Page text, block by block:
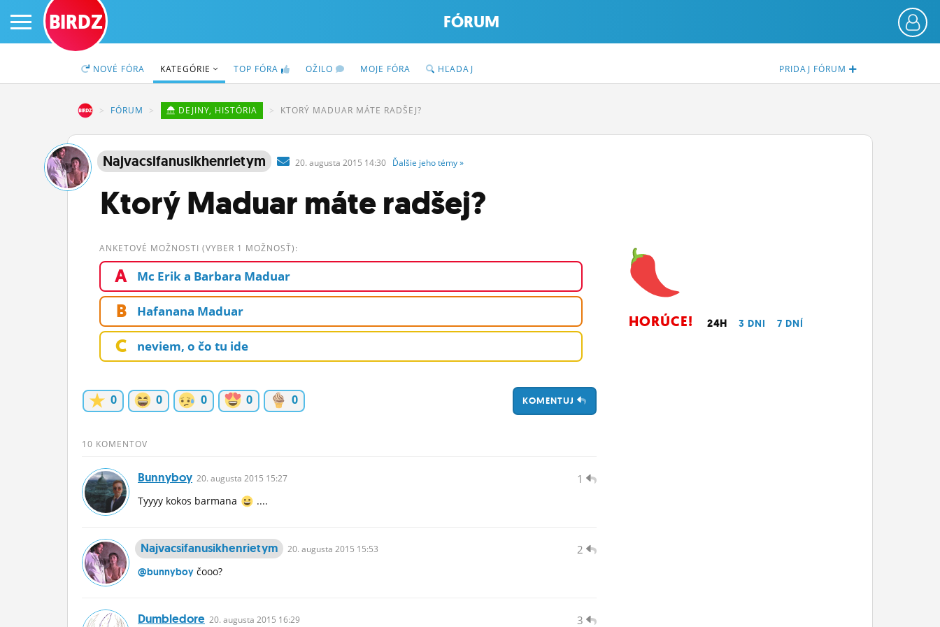
PRIHLÁS SA
ČINŽIAK
FÓRUM
STATUSY
OBRÁZKY
ĽUDIA
MÔJ PROFIL
NASTAVENIA
ROLETA
BIRDZ FÓRUM
PRIDAJ FÓRUM
NOVÉ FÓRA KATEGÓRIE TOP FÓRA OŽILO MOJE FÓRA HĽADAJ
FÓRUM DEJINY, HISTÓRIA KTORÝ MADUAR MÁTE RADŠEJ?
Najvacsifanusikhenrietym 20. augusta 2015 14:30 Ďalšie jehotémy»
Ktorý Maduar máte radšej?
ANKETOVÉ MOŽNOSTI (VYBER 1 MOŽNOSŤ):
A Mc Erik a Barbara Maduar
B Hafanana Maduar
C neviem, o čo tu ide
KOMENTUJ
0 0 0 0 0
10 KOMENTOV
1
Bunnyboy 20. augusta 2015 15:27
Tyyyy kokos barmana ....
2
Najvacsifanusikhenrietym 20. augusta 2015 15:53
@bunnyboy čooo?
3
Dumbledore 20. augusta 2015 16:29
HORÚCE! 24H 3 DNI 7 DNÍ